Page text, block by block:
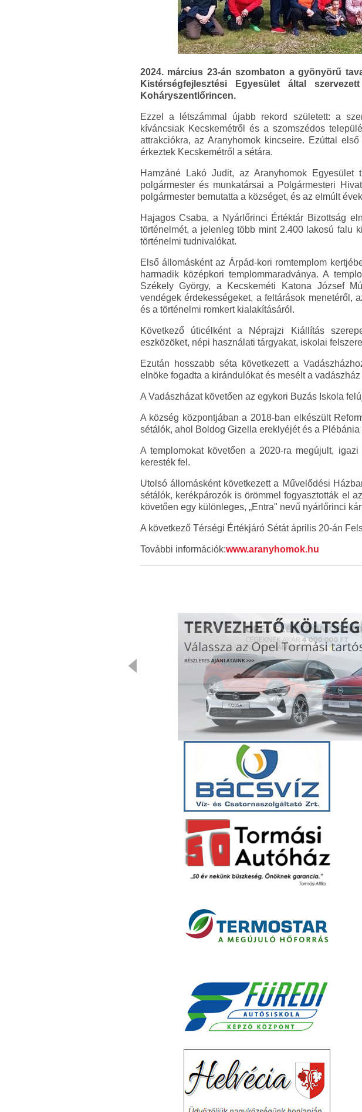
2024. március 23-án szombaton a gyönyörű
Kistérségfejlesztési Egyesület által
Koháryszentlőrincen.
Ezzel a létszámmal újabb rekord született: a
kíváncsiak Kecskemétről és a szomszédos
attrakciókra, az Aranyhomok kincseire. Ezúttal
érkeztek Kecskemétről a sétára.
Hamzáné Lakó Judit, az Aranyhomok Egyesület
polgármester és munkatársai a Polgármesteri
polgármester bemutatta a községet, és az elmúlt
Hajagos Csaba, a Nyárlőrinci Értéktár Bizottság
történelmét, a jelenleg több mint 2.400 lakosú falu
történelmi tudnivalókat.
Első állomásként az Árpád-kori romtemplom
harmadik középkori templommaradványa. A
Székely György, a Kecskeméti Katona József
vendégek érdekességeket, a feltárások menetéről,
és a történelmi romkert kialakításáról.
Következő úticélként a Néprajzi Kiállítás
eszközöket, népi használati tárgyakat, iskolai
Ezután hosszabb séta következett a
elnöke fogadta a kirándulókat és mesélt a
A Vadászházat követően az egykori Buzás Iskola
A község központjában a 2018-ban elkészült
sétálók, ahol Boldog Gizella ereklyéjét és a
A templomokat követően a 2020-ra megújult,
keresték fel.
Utolsó állomásként következett a Művelődési
sétálók, kerékpározók is örömmel fogyasztották el
követően egy különleges, „Entra" nevű nyárlőrinci
A következő Térségi Értékjáró Sétát április 20-án
További információk:www.aranyhomok.hu